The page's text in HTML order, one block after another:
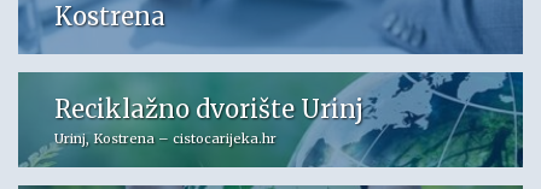
Kostrena
Reciklažno dvorište Urinj
Urinj, Kostrena – cistocarijeka.hr